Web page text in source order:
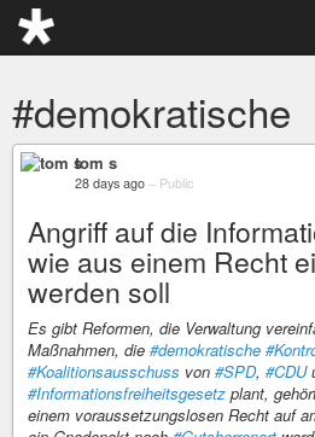
#demokratische
tom s
28 days ago – Public
Angriff auf die
wie aus einem Recht
werden soll
Es gibt Reformen, die Verwaltung
Maßnahmen, die #demokratische
#Koalitionsausschuss von #SPD, #CDU
#Informationsfreiheitsgesetz plant,
einem voraussetzungslosen Recht auf